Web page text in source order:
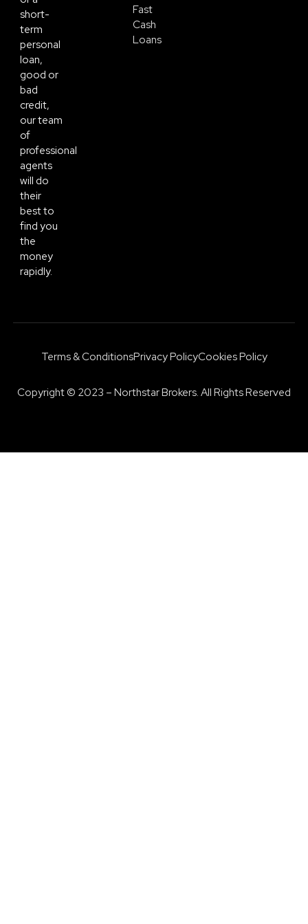
short-
term
personal
loan,
good or
bad
credit,
our team
of
professional
agents
will do
their
best to
find you
the
money
rapidly.
Fast
Cash
Loans
Copyright © 2023 – Northstar Brokers. All Rights Reserved
Terms & ConditionsPrivacy PolicyCookies Policy